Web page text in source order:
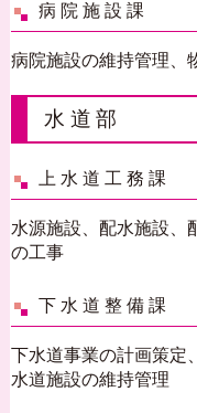
病院施設課
病院施設の維持管理、
水道部
上水道工務課
水源施設、配水施設、
の工事
下水道整備課
下水道事業の計画策定
水道施設の維持管理